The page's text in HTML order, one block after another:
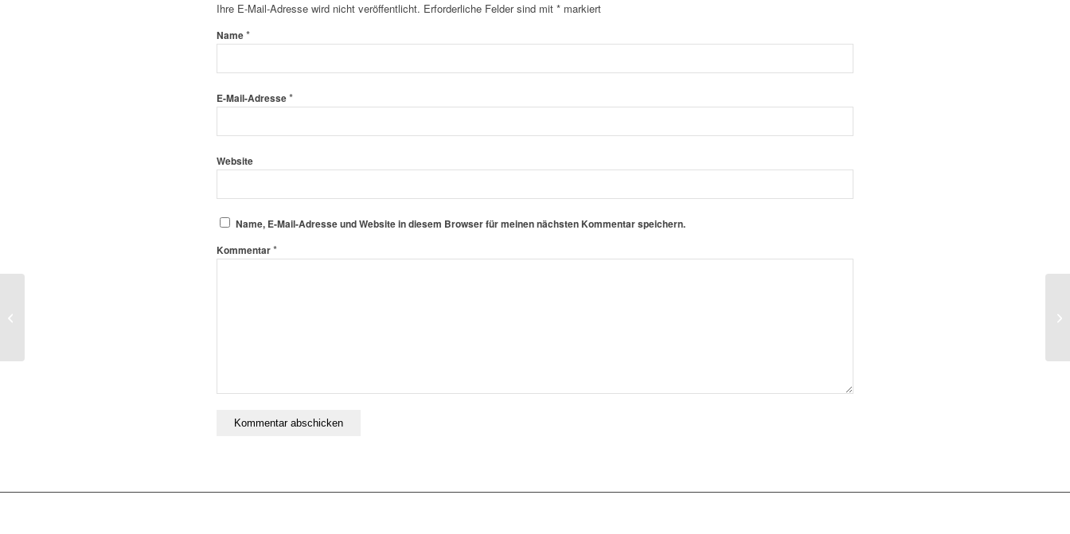
Ihre E-Mail-Adresse wird nicht veröffentlicht. Erforderliche Felder sind mit * markiert
Name*
E-Mail-Adresse*
Website
Name, E-Mail-Adresse und Website in diesem Browser für meinen nächsten Kommentar speichern.
Kommentar*